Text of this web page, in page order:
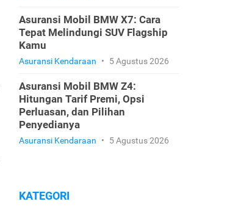
Asuransi Mobil BMW X7: Cara
Tepat Melindungi SUV Flagship
Kamu
Asuransi Kendaraan • 5 Agustus 2026
Asuransi Mobil BMW Z4:
Hitungan Tarif Premi, Opsi
Perluasan, dan Pilihan
Penyedianya
Asuransi Kendaraan • 5 Agustus 2026
KATEGORI